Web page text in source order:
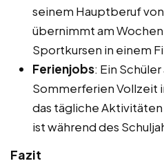
seinem Hauptberuf
übernimmt am
Sportkursen in einem
Ferienjobs: Ein
Sommerferien Vollzeit
das tägliche
ist während des
Fazit